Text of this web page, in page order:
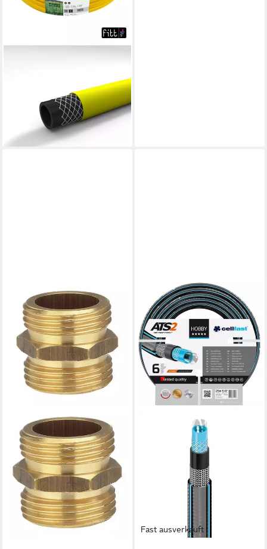
Gartenschlauch Idro Yellow
3/4 50 m
62,29 €
(1,25 €/ 1 m)
lieferbar - in 4-5 Werktagen bei dir
GARDENA
Schlauch Messing-
Gewindenippel, 26,5 mm (G
3/4)-Gewinde
ab 7,97 €
lieferbar - in 2-3 Werktagen bei dir
Fast ausverkauft